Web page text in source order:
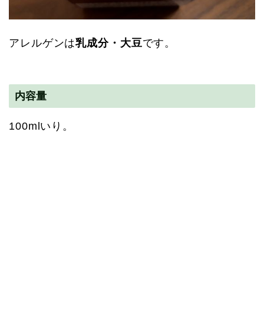
アレルゲンは乳成分・大豆です。
内容量
100mlいり。